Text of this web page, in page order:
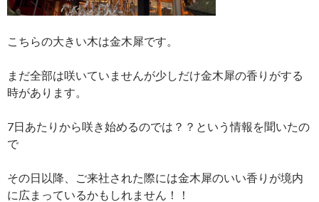
こちらの大きい木は金木犀です。
まだ全部は咲いていませんが少しだけ金木犀の香りがする
時があります。
7日あたりから咲き始めるのでは？？という情報を聞いたの
で
その日以降、ご来社された際には金木犀のいい香りが境内
に広まっているかもしれません！！